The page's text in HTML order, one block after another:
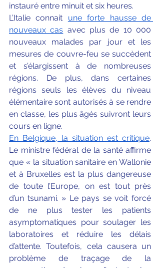
instauré entre minuit et six heures.
L’Italie connait
une forte hausse de
nouveaux cas avec plus de 10 000
nouveaux malades par jour et les
mesures de couvre-feu se succèdent
et s’élargissent à de nombreuses
régions. De plus, dans certaines
régions seuls les élèves du niveau
élémentaire sont autorisés à se rendre
en classe, les plus âgés suivront leurs
cours en ligne.
En Belgique, la situation est critique.
Le ministre fédéral de la santé affirme
que « la situation sanitaire en Wallonie
et à Bruxelles est la plus dangereuse
de toute l’Europe, on est tout près
d’un tsunami. » Le pays se voit forcé
de ne plus tester les patients
asymptomatiques pour soulager les
laboratoires et réduire les délais
d’attente. Toutefois, cela causera un
problème de traçage de la